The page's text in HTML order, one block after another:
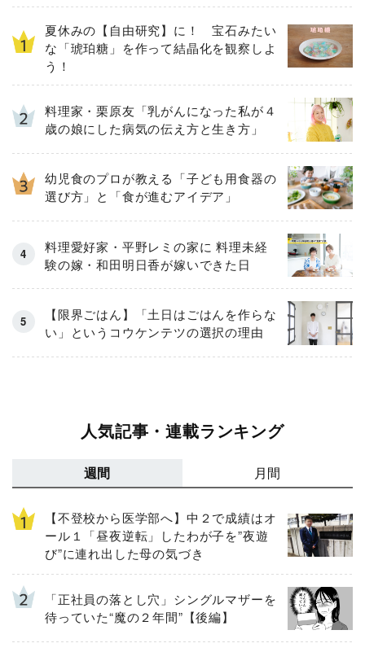
夏休みの【自由研究】に！ 宝石みたい
な「琥珀糖」を作って結晶化を観察しよ
う！
料理家・栗原友「乳がんになった私が４
歳の娘にした病気の伝え方と生き方」
幼児食のプロが教える「子ども用食器の
選び方」と「食が進むアイデア」
料理愛好家・平野レミの家に 料理未経
験の嫁・和田明日香が嫁いできた日
【限界ごはん】「土日はごはんを作らな
い」というコウケンテツの選択の理由
人気記事・連載ランキング
週間 月間
【不登校から医学部へ】中２で成績はオ
ール１「昼夜逆転」したわが子を”夜遊
び”に連れ出した母の気づき
「正社員の落とし穴」シングルマザーを
待っていた“魔の２年間”【後編】